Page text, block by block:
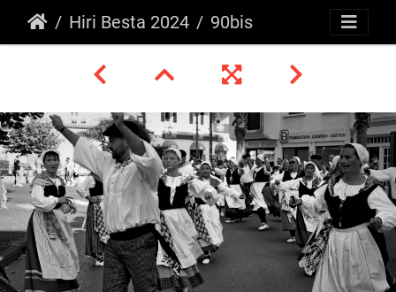
Hiri Besta 2024 90bis